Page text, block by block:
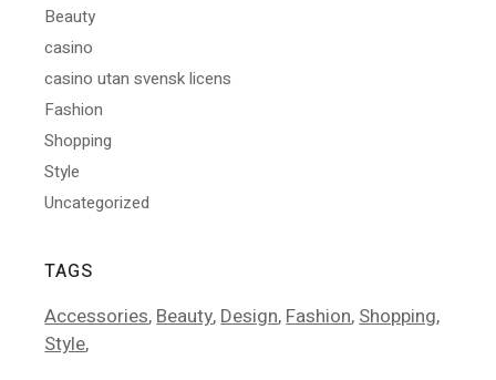
Beauty
casino
casino utan svensk licens
Fashion
Shopping
Style
Uncategorized
TAGS
Accessories Beauty Design Fashion Shopping
Style